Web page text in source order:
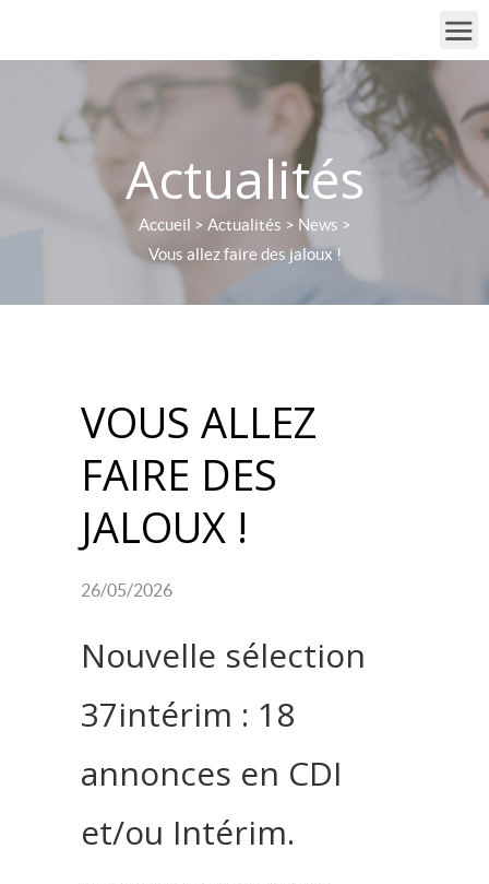
Actualités
Accueil > Actualités > News >
Vous allez faire des jaloux !
VOUS ALLEZ
FAIRE DES
JALOUX !
26/05/2026
Nouvelle sélection
37intérim : 18
annonces en CDI
et/ou Intérim.